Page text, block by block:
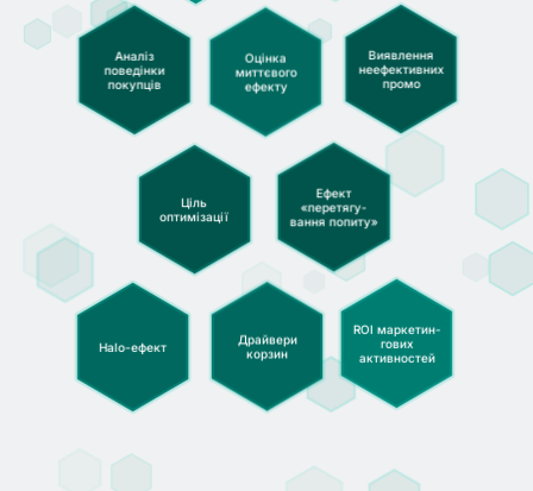
Аналіз
поведінки
покупців
Оцінка
миттєвого
ефекту
Виявлення
неефектив­них
промо
Ціль
оптимізації
Ефект
«перетягу­
вання попиту»
Halo-ефект
Драйвери
корзин
ROI маркетин­
гових
активностей